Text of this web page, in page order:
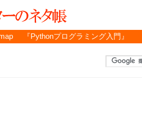
『Pythonプログラミング入門』